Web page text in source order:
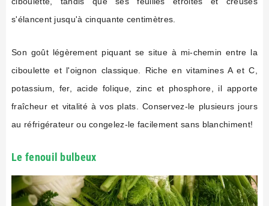
s'élancent jusqu'à cinquante centimètres.
Son goût légèrement piquant se situe à mi-chemin entre la
ciboulette et l'oignon classique. Riche en vitamines A et C,
potassium, fer, acide folique, zinc et phosphore, il apporte
fraîcheur et vitalité à vos plats. Conservez-le plusieurs jours
au réfrigérateur ou congelez-le facilement sans blanchiment!
Le fenouil bulbeux